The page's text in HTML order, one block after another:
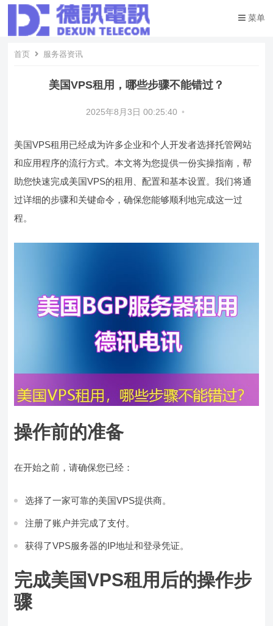
菜单
首页 服务器资讯
美国VPS租用，哪些步骤不能错过？
2025年8月3日 00:25:40 •
美国VPS租用已经成为许多企业和个人开发者选择托管网站
和应用程序的流行方式。本文将为您提供一份实操指南，帮
助您快速完成美国VPS的租用、配置和基本设置。我们将通
过详细的步骤和关键命令，确保您能够顺利地完成这一过
程。
操作前的准备
在开始之前，请确保您已经：
选择了一家可靠的美国VPS提供商。
注册了账户并完成了支付。
获得了VPS服务器的IP地址和登录凭证。
完成美国VPS租用后的操作步
骤